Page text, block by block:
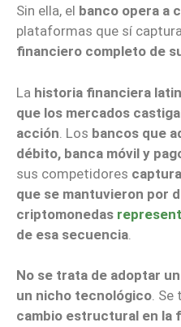
Sin ella, el banco opera a
plataformas que sí
financiero completo de
La historia financiera
que los mercados
acción . Los bancos que
débito, banca móvil y
sus competidores
que se mantuvieron por
criptomonedas
de esa secuencia
No se trata de adoptar
un nicho tecnológico. Se
cambio estructural en la